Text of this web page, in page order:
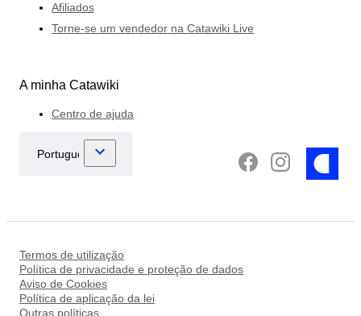
Afiliados
Torne-se um vendedor na Catawiki Live
A minha Catawiki
Centro de ajuda
Termos de utilização
Política de privacidade e proteção de dados
Aviso de Cookies
Política de aplicação da lei
Outras políticas